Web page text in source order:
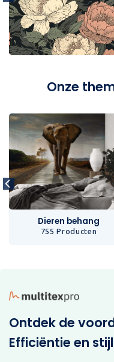
Onze
Dieren behang
755 Producten
Ontdek de
Efficiëntie en